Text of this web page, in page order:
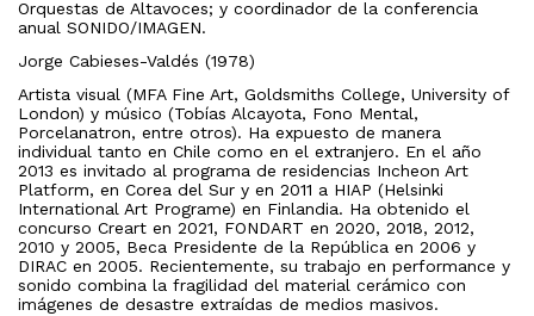
Orquestas de Altavoces; y coordinador de la conferencia
anual SONIDO/IMAGEN.
Jorge Cabieses-Valdés (1978)
Artista visual (MFA Fine Art, Goldsmiths College, University of
London) y músico (Tobías Alcayota, Fono Mental,
Porcelanatron, entre otros). Ha expuesto de manera
individual tanto en Chile como en el extranjero. En el año
2013 es invitado al programa de residencias Incheon Art
Platform, en Corea del Sur y en 2011 a HIAP (Helsinki
International Art Programe) en Finlandia. Ha obtenido el
concurso Creart en 2021, FONDART en 2020, 2018, 2012,
2010 y 2005, Beca Presidente de la República en 2006 y
DIRAC en 2005. Recientemente, su trabajo en performance y
sonido combina la fragilidad del material cerámico con
imágenes de desastre extraídas de medios masivos.